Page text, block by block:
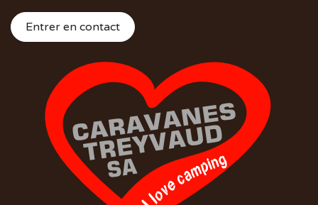
Entrer en contact